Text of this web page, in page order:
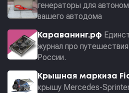
генераторы для
вашего автодома
Караванинг.рф
журнал про
России.
Крышная маркиза
крышу Mercedes-